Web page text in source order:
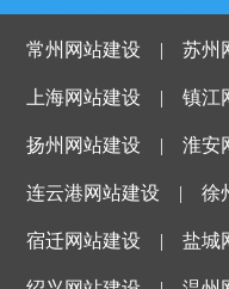
常州网站建设 |苏州
上海网站建设 |镇江
扬州网站建设 |淮安
连云港网站建设 |徐
宿迁网站建设 |盐城